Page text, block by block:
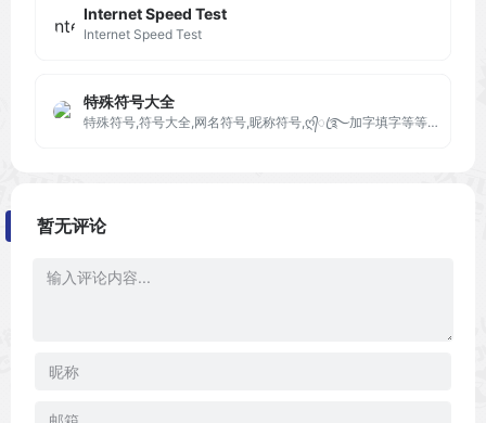
Internet Speed Test
Internet Speed Test
特殊符号大全
特殊符号,符号大全,网名符号,昵称符号,ღ᭄ꦿ࿐加字填字等等在线符号生成器工具，是您获取特殊符号的好帮手!
暂无评论